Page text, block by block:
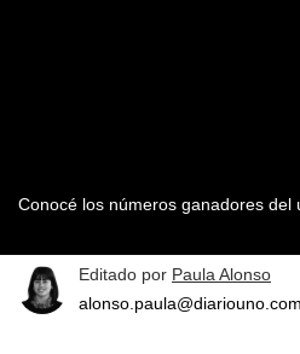
Conocé los números ganadores del
Editado por Paula Alonso